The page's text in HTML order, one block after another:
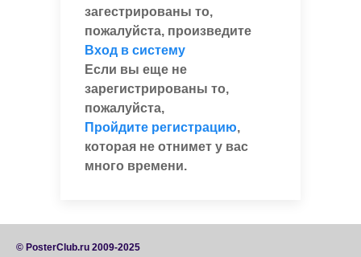
загестрированы то,
пожалуйста, произведите
Вход в систему
Если вы еще не
зарегистрированы то,
пожалуйста,
Пройдите регистрацию,
которая не отнимет у вас
много времени.
© PosterClub.ru 2009-2025